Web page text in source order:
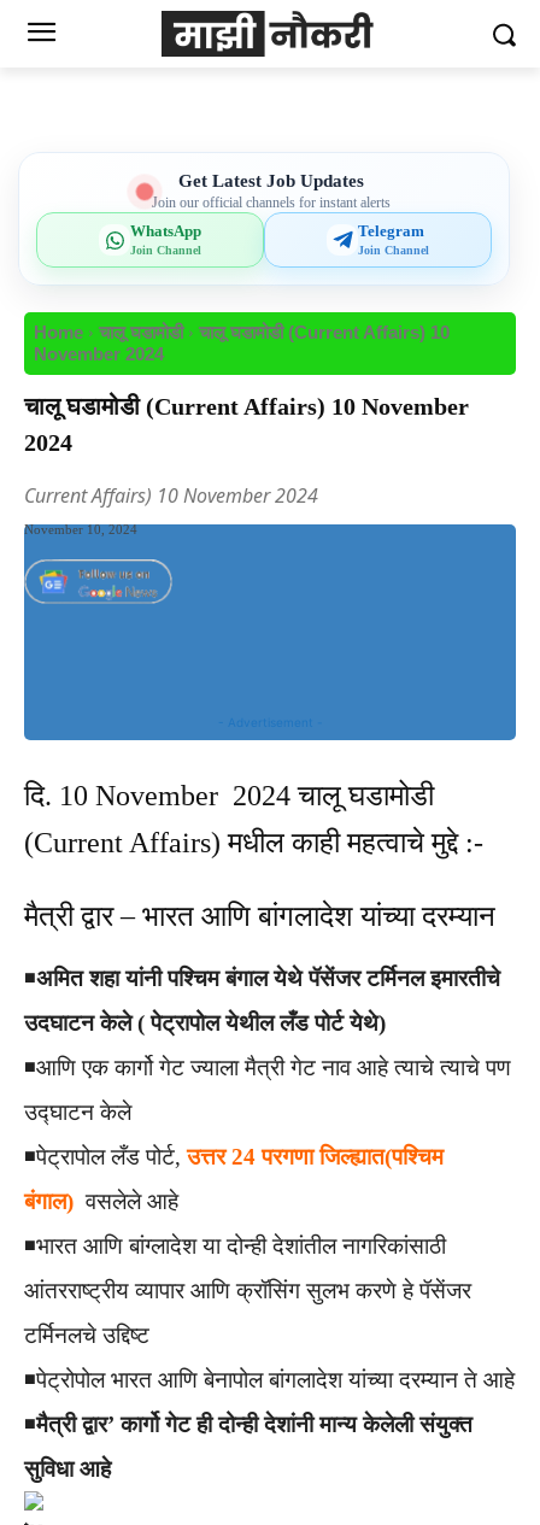
Get Latest Job Updates
Join our official channels for instant alerts
WhatsApp
Join Channel
Telegram
Join Channel
Home चालू घडामोडी
चालू घडामोडी (Current Affairs) 10
November 2024
चालू घडामोडी (Current Affairs) 10 November
2024
Current Affairs) 10 November 2024
November 10, 2024
- Advertisement -
दि. 10 November 2024 चालू घडामोडी
(Current Affairs) मधील काही महत्वाचे मुद्दे :-
मैत्री द्वार – भारत आणि बांगलादेश यांच्या दरम्यान
◾️अमित शहा यांनी पश्चिम बंगाल येथे पॅसेंजर टर्मिनल इमारतीचे
उदघाटन केले ( पेट्रापोल येथील लँड पोर्ट येथे)
◾️आणि एक कार्गो गेट ज्याला मैत्री गेट नाव आहे त्याचे त्याचे पण
उद्घाटन केले
◾️पेट्रापोल लँड पोर्ट,उत्तर 24 परगणा जिल्ह्यात(पश्चिम
बंगाल) वसलेले आहे
◾️भारत आणि बांग्लादेश या दोन्ही देशांतील नागरिकांसाठी
आंतरराष्ट्रीय व्यापार आणि क्रॉसिंग सुलभ करणे हे पॅसेंजर
टर्मिनलचे उद्दिष्ट
◾️पेट्रोपोल भारत आणि बेनापोल बांगलादेश यांच्या दरम्यान ते आहे
◾️मैत्री द्वार’ कार्गो गेट ही दोन्ही देशांनी मान्य केलेली संयुक्त
सुविधा आहे